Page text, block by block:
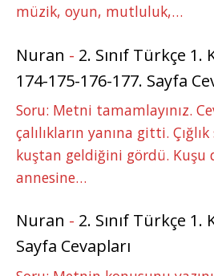
müzik, oyun, mutluluk,…
Nuran - 2. Sınıf Türkçe 1.
174-175-176-177. Sayfa
Soru: Metni tamamlayınız.
çalılıkların yanına gitti.
kuştan geldiğini gördü. Kuşu
annesine…
Nuran - 2. Sınıf Türkçe 1.
Sayfa Cevapları